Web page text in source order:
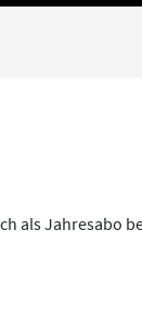
als Jahresabo